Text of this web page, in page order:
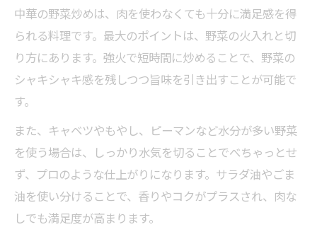
中華の野菜炒めは、肉を使わなくても十分に満足感を得
られる料理です。最大のポイントは、野菜の火入れと切
り方にあります。強火で短時間に炒めることで、野菜の
シャキシャキ感を残しつつ旨味を引き出すことが可能で
す。
また、キャベツやもやし、ピーマンなど水分が多い野菜
を使う場合は、しっかり水気を切ることでべちゃっとせ
ず、プロのような仕上がりになります。サラダ油やごま
油を使い分けることで、香りやコクがプラスされ、肉な
しでも満足度が高まります。